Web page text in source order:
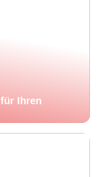
Ihren